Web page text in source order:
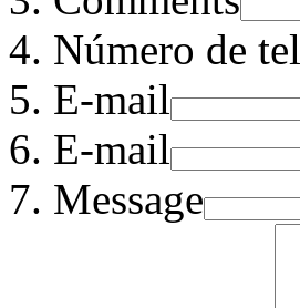
Número de
E-mail
E-mail
Message